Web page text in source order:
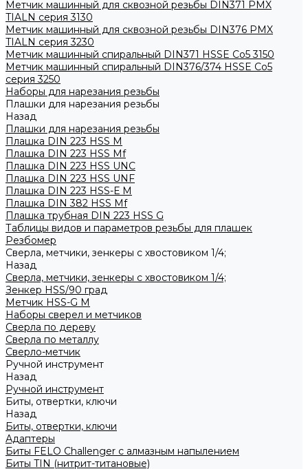
Метчик машинный для сквозной резьбы DIN371 PMX
TIALN серия 3130
Метчик машинный для сквозной резьбы DIN376 PMX
TIALN серия 3230
Метчик машинный спиральный DIN371 HSSE Co5 3150
Метчик машинный спиральный DIN376/374 HSSE Co5
серия 3250
Наборы для нарезания резьбы
Плашки для нарезания резьбы
Назад
Плашки для нарезания резьбы
Плашка DIN 223 HSS M
Плашка DIN 223 HSS Mf
Плашка DIN 223 HSS UNC
Плашка DIN 223 HSS UNF
Плашка DIN 223 HSS-Е M
Плашка DIN 382 HSS Mf
Плашка трубная DIN 223 HSS G
Таблицы видов и параметров резьбы для плашек
Резбомер
Сверла, метчики, зенкеры с хвостовиком 1/4;
Назад
Сверла, метчики, зенкеры с хвостовиком 1/4;
Зенкер HSS/90 град
Метчик HSS-G М
Наборы сверел и метчиков
Сверла по дереву
Сверла по металлу
Сверло-метчик
Ручной инструмент
Назад
Ручной инструмент
Биты, отвертки, ключи
Назад
Биты, отвертки, ключи
Адаптеры
Биты FELO Challenger с алмазным напылением
Биты TIN (нитрит-титановые)